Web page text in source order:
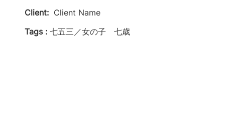
Client: Client Name
Tags : 七五三／女の子 七歳